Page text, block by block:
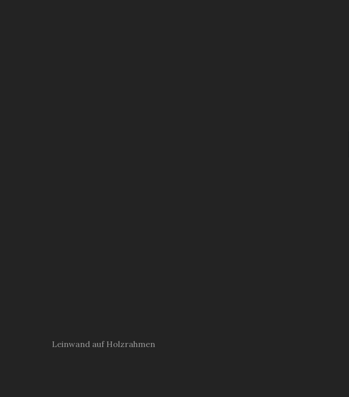
Leinwand auf Holzrahmen